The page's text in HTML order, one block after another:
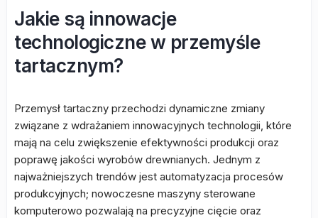
Jakie są innowacje
technologiczne w przemyśle
tartacznym?
Przemysł tartaczny przechodzi dynamiczne zmiany
związane z wdrażaniem innowacyjnych technologii, które
mają na celu zwiększenie efektywności produkcji oraz
poprawę jakości wyrobów drewnianych. Jednym z
najważniejszych trendów jest automatyzacja procesów
produkcyjnych; nowoczesne maszyny sterowane
komputerowo pozwalają na precyzyjne cięcie oraz